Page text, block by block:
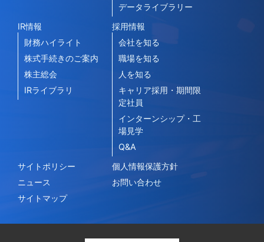
データライブラリー
IR情報
財務ハイライト
株式手続きのご案内
株主総会
IRライブラリ
採用情報
会社を知る
職場を知る
人を知る
キャリア採用・期間限
定社員
インターンシップ・工
場見学
Q&A
サイトポリシー
個人情報保護方針
ニュース
お問い合わせ
サイトマップ